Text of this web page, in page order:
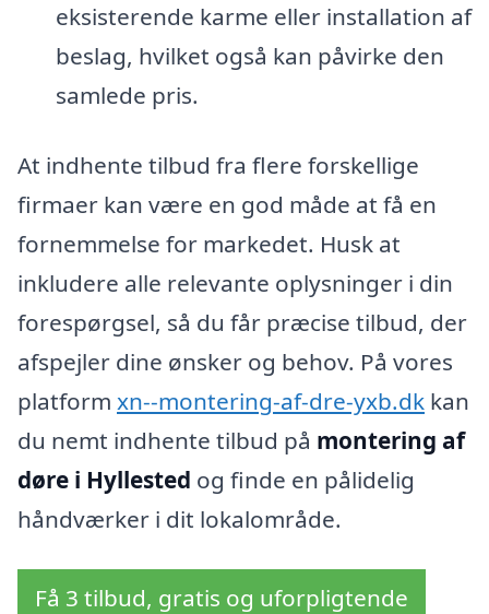
eksisterende karme eller installation af
beslag, hvilket også kan påvirke den
samlede pris.
At indhente tilbud fra flere forskellige
firmaer kan være en god måde at få en
fornemmelse for markedet. Husk at
inkludere alle relevante oplysninger i din
forespørgsel, så du får præcise tilbud, der
afspejler dine ønsker og behov. På vores
platform xn--montering-af-dre-yxb.dk kan
du nemt indhente tilbud på montering af
døre i Hyllested og finde en pålidelig
håndværker i dit lokalområde.
Få 3 tilbud, gratis og uforpligtende